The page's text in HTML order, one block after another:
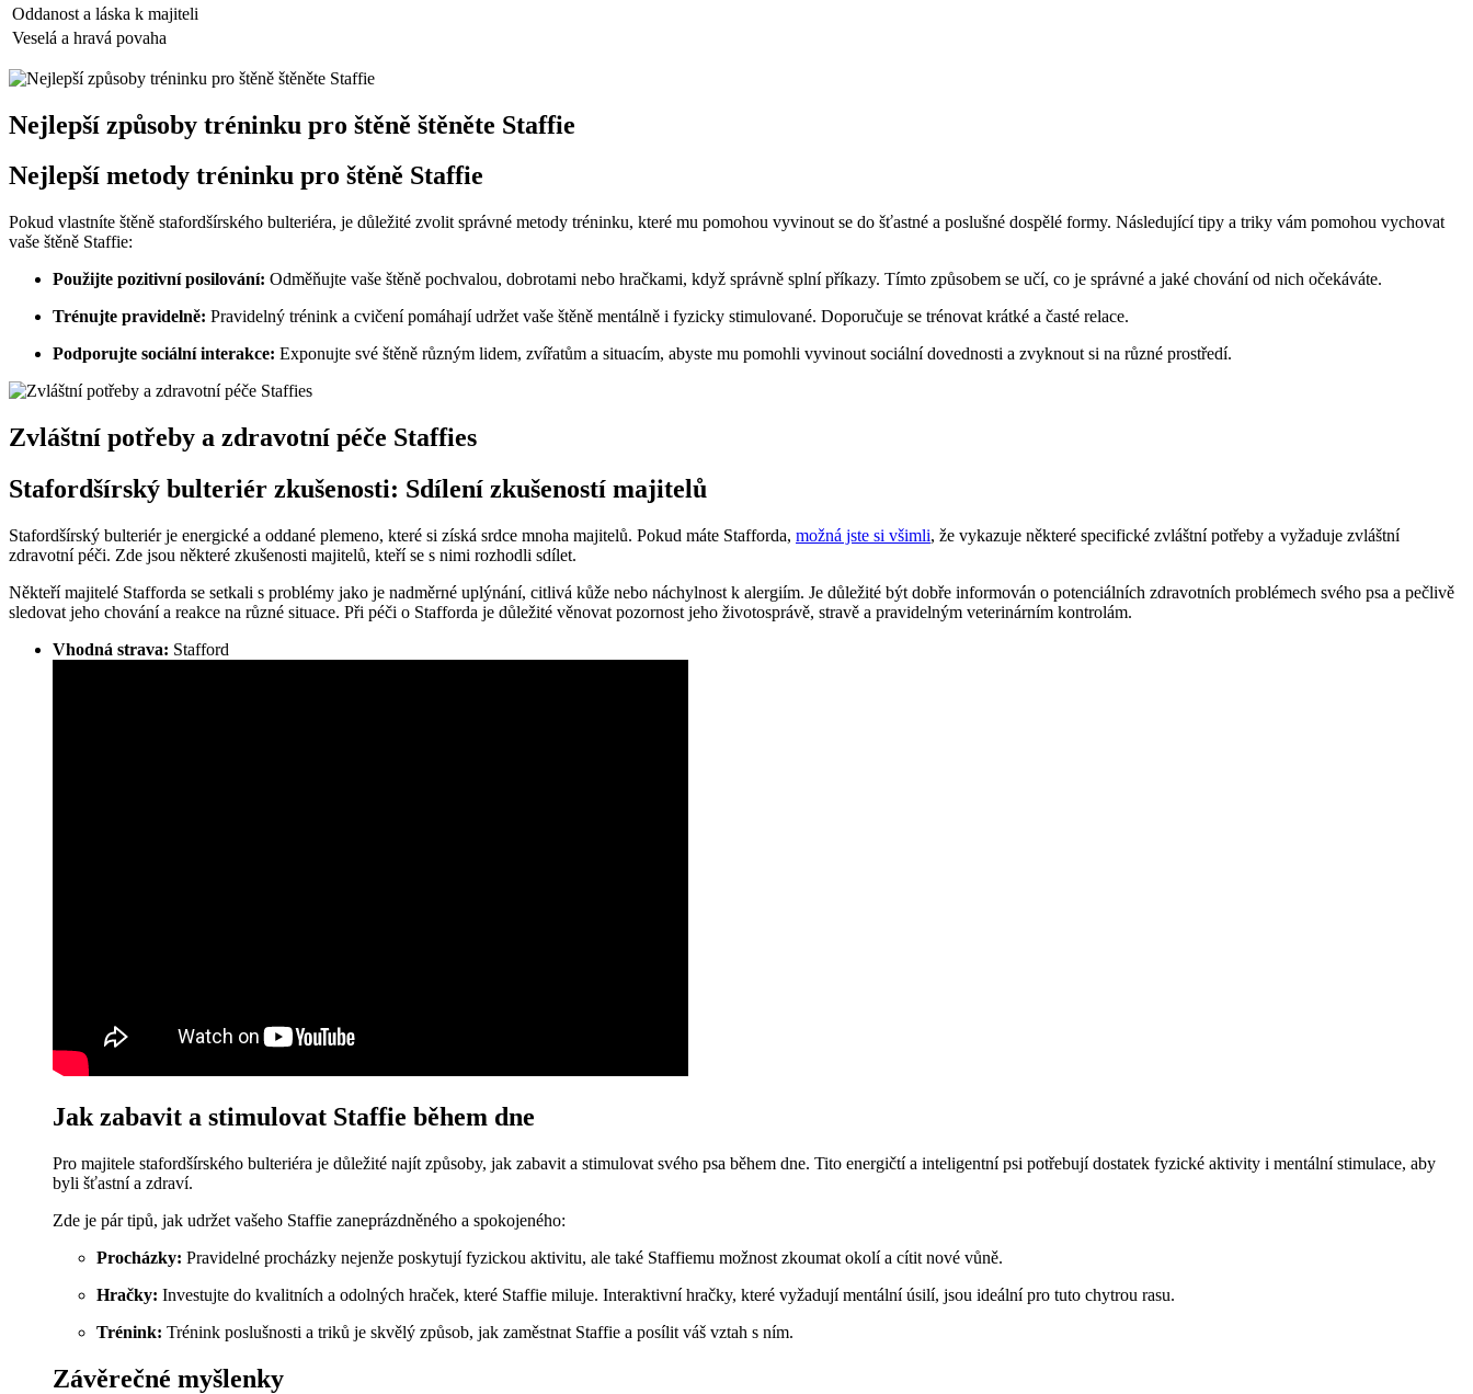
Oddanost a láska k majiteli
Veselá a hravá povaha
Nejlepší způsoby tréninku pro štěně štěněte Staffie
Nejlepší metody tréninku pro štěně Staffie
Pokud vlastníte štěně stafordšírského bulteriéra, je důležité zvolit správné metody tréninku, které mu pomohou vyvinout se do šťastné a poslušné dospělé formy. Následující tipy a triky vám pomohou vychovat
vaše štěně Staffie:
Použijte pozitivní posilování: Odměňujte vaše štěně pochvalou, dobrotami nebo hračkami, když správně splní příkazy. Tímto způsobem se učí, co je správné a jaké chování od nich očekáváte.
Trénujte pravidelně: Pravidelný trénink a cvičení pomáhají udržet vaše štěně mentálně i fyzicky stimulované. Doporučuje se trénovat krátké a časté ​​relace.
Podporujte sociální interakce: Exponujte své štěně různým lidem, zvířatům a situacím, abyste mu pomohli vyvinout sociální dovednosti a zvyknout si na různé prostředí.
Zvláštní potřeby a zdravotní péče Staffies
Stafordšírský bulteriér zkušenosti: Sdílení zkušeností majitelů
Stafordšírský bulteriér je energické a oddané plemeno, které si získá srdce mnoha majitelů. Pokud máte Stafforda, možná jste si všimli, že vykazuje některé specifické zvláštní potřeby a vyžaduje zvláštní
zdravotní péči. Zde jsou některé zkušenosti majitelů, kteří se s nimi rozhodli sdílet.
Někteří majitelé Stafforda se setkali s problémy jako je nadměrné uplýnání, citlivá kůže nebo náchylnost k alergiím. Je důležité být dobře informován o potenciálních zdravotních problémech svého psa a pečlivě
sledovat jeho chování a reakce na různé situace. Při péči o Stafforda je důležité věnovat pozornost jeho životosprávě, stravě a pravidelným veterinárním kontrolám.
Vhodná strava: Stafford
Jak zabavit a stimulovat Staffie během dne
Pro majitele stafordšírského bulteriéra je důležité najít způsoby, jak zabavit a stimulovat svého psa během dne. Tito energičtí a inteligentní psi potřebují dostatek fyzické aktivity i mentální stimulace, aby
byli šťastní a zdraví.
Zde je pár tipů, jak udržet vašeho Staffie zaneprázdněného a spokojeného:
Procházky: Pravidelné procházky nejenže poskytují fyzickou aktivitu, ale také Staffiemu možnost zkoumat okolí a cítit nové vůně.
Hračky: Investujte do kvalitních a odolných hraček, které Staffie miluje. Interaktivní hračky, které vyžadují mentální úsilí, jsou ideální pro tuto chytrou rasu.
Trénink: Trénink poslušnosti a triků je skvělý způsob, jak zaměstnat Staffie a posílit váš vztah s ním.
Závěrečné myšlenky